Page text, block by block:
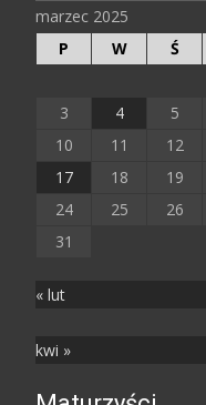
marzec 2025
P
W Ś
3
4 5
10
11 12
17
18 19
24
25 26
31
« lut
kwi »